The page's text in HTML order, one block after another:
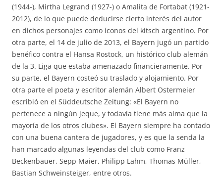
(1944-), Mirtha Legrand (1927-) o Amalita de Fortabat (1921-
2012), de lo que puede deducirse cierto interés del autor
en dichos personajes como íconos del kitsch argentino. Por
otra parte, el 14 de julio de 2013, el Bayern jugó un partido
benéfico contra el Hansa Rostock, un histórico club alemán
de la 3. Liga que estaba amenazado financieramente. Por
su parte, el Bayern costeó su traslado y alojamiento. Por
otra parte el poeta y escritor alemán Albert Ostermeier
escribió en el Süddeutsche Zeitung: «El Bayern no
pertenece a ningún jeque, y todavía tiene más alma que la
mayoría de los otros clubes». El Bayern siempre ha contado
con una buena cantera de jugadores, y es que la senda la
han marcado algunas leyendas del club como Franz
Beckenbauer, Sepp Maier, Philipp Lahm, Thomas Müller,
Bastian Schweinsteiger, entre otros.